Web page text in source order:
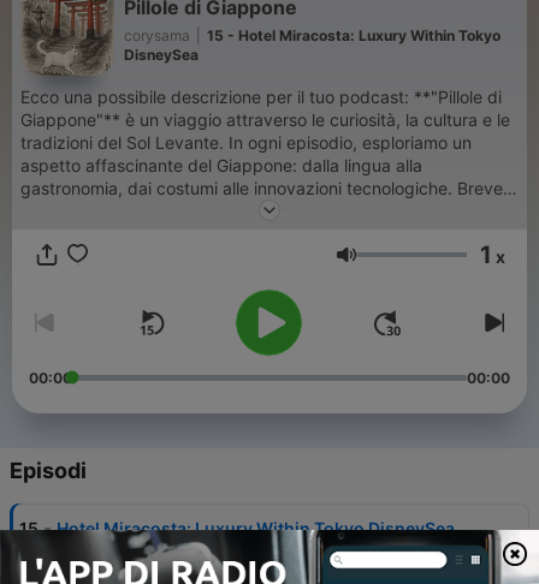
Pillole di Giappone
corysama
15 - Hotel Miracosta: Luxury Within Tokyo
DisneySea
Ecco una possibile descrizione per il tuo podcast: **"Pillole di
Giappone"** è un viaggio attraverso le curiosità, la cultura e le
tradizioni del Sol Levante. In ogni episodio, esploriamo un
aspetto affascinante del Giappone: dalla lingua alla
gastronomia, dai costumi alle innovazioni tecnologiche. Breve,
diretto e coinvolgente, questo podcast ti offre spunti
ama questo paese o vuole saperne di più, anche con pochi
Volume 1 x
00:00 00:00
Episodi
15 - Hotel Miracosta: Luxury Within Tokyo DisneySea
25 Maggio 2025